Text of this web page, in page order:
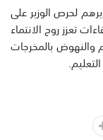
لحرص الوزير على
تعزز روح الانتماء
والنهوض بالمخرجات